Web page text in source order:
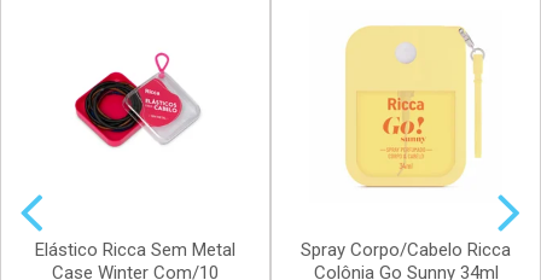
Elástico Ricca Sem Metal
Case Winter Com/10
Spray Corpo/Cabelo Ricca
Colônia Go Sunny 34ml